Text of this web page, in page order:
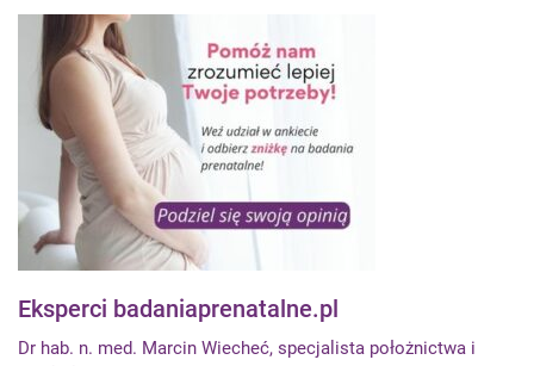
Eksperci badaniaprenatalne.pl
Dr hab. n. med. Marcin Wiecheć, specjalista położnictwa i